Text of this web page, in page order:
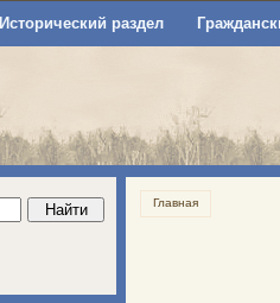
Исторический раздел
Главная